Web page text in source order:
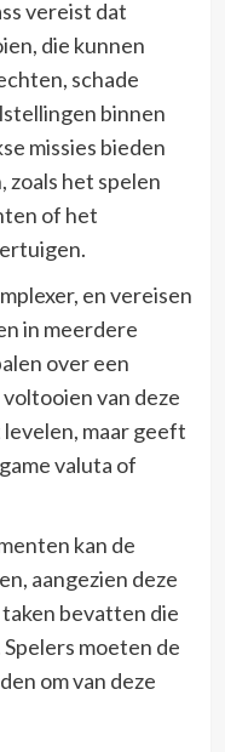
vereist dat
die kunnen
schade
binnen
missies bieden
zoals het spelen
of het
en vereisen
in meerdere
over een
van deze
maar geeft
valuta of
kan de
aangezien deze
bevatten die
moeten de
om van deze